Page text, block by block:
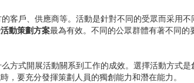
客戶、供應商等。活動是針對不同的受眾而采用
活動策劃方案最為有效。不同的公眾群體有著不同的
方式開展活動關系到工作的成效。選擇活動方式
，要充分發揮策劃人員的獨創能力和潛在能力。